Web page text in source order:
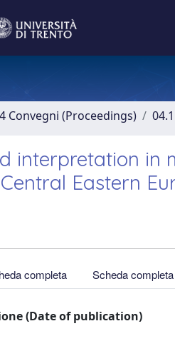
Convegni (Proceedings)
interpretation in
Eastern
completa Scheda
(Date of publication)